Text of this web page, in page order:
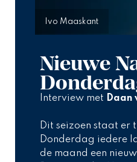
Nieuwe
Interview met Daan
Dit seizoen staat er
Donderdag iedere
de maand een
Ivo Maaskant